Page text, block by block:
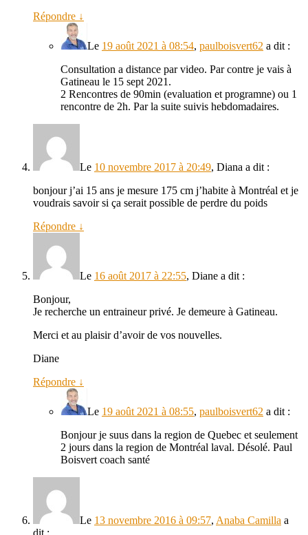
Répondre ↓
Le 19 août 2021 à 08:54, paulboisvert62 a dit :
Consultation a distance par video. Par contre je vais à
Gatineau le 15 sept 2021.
2 Rencontres de 90min (evaluation et programne) ou 1
rencontre de 2h. Par la suite suivis hebdomadaires.
Le 10 novembre 2017 à 20:49, Diana a dit :
bonjour j’ai 15 ans je mesure 175 cm j’habite à Montréal et je
voudrais savoir si ça serait possible de perdre du poids
Répondre ↓
Le 16 août 2017 à 22:55, Diane a dit :
Bonjour,
Je recherche un entraineur privé. Je demeure à Gatineau.
Merci et au plaisir d’avoir de vos nouvelles.
Diane
Répondre ↓
Le 19 août 2021 à 08:55, paulboisvert62 a dit :
Bonjour je suus dans la region de Quebec et seulement
2 jours dans la region de Montréal laval. Désolé. Paul
Boisvert coach santé
Le 13 novembre 2016 à 09:57, Anaba Camilla a
dit :